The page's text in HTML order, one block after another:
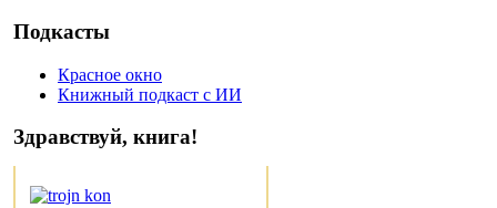
Подкасты
Красное окно
Книжный подкаст с ИИ
Здравствуй, книга!